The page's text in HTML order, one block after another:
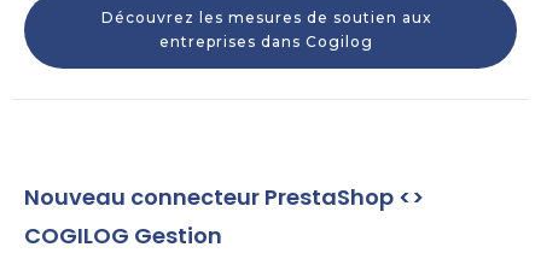
Découvrez les mesures de soutien aux
entreprises dans Cogilog
Nouveau connecteur PrestaShop <>
COGILOG Gestion